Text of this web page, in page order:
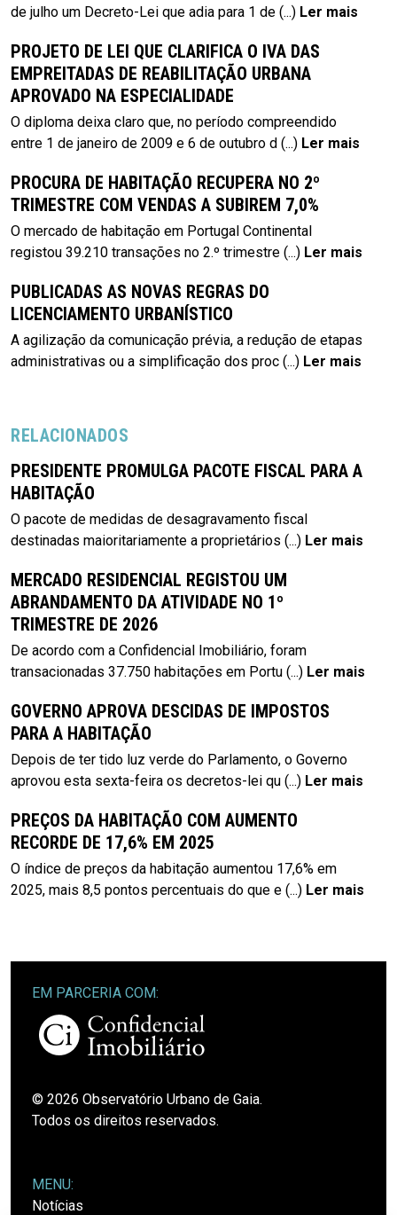
de julho um Decreto-Lei que adia para 1 de (...) Ler mais
PROJETO DE LEI QUE CLARIFICA O IVA DAS
EMPREITADAS DE REABILITAÇÃO URBANA
APROVADO NA ESPECIALIDADE
O diploma deixa claro que, no período compreendido
entre 1 de janeiro de 2009 e 6 de outubro d (...) Ler mais
PROCURA DE HABITAÇÃO RECUPERA NO 2º
TRIMESTRE COM VENDAS A SUBIREM 7,0%
O mercado de habitação em Portugal Continental
registou 39.210 transações no 2.º trimestre (...) Ler mais
PUBLICADAS AS NOVAS REGRAS DO
LICENCIAMENTO URBANÍSTICO
A agilização da comunicação prévia, a redução de etapas
administrativas ou a simplificação dos proc (...) Ler mais
RELACIONADOS
PRESIDENTE PROMULGA PACOTE FISCAL PARA A
HABITAÇÃO
O pacote de medidas de desagravamento fiscal
destinadas maioritariamente a proprietários (...) Ler mais
MERCADO RESIDENCIAL REGISTOU UM
ABRANDAMENTO DA ATIVIDADE NO 1º
TRIMESTRE DE 2026
De acordo com a Confidencial Imobiliário, foram
transacionadas 37.750 habitações em Portu (...) Ler mais
GOVERNO APROVA DESCIDAS DE IMPOSTOS
PARA A HABITAÇÃO
Depois de ter tido luz verde do Parlamento, o Governo
aprovou esta sexta-feira os decretos-lei qu (...) Ler mais
PREÇOS DA HABITAÇÃO COM AUMENTO
RECORDE DE 17,6% EM 2025
O índice de preços da habitação aumentou 17,6% em
2025, mais 8,5 pontos percentuais do que e (...) Ler mais
EM PARCERIA COM:
© 2026 Observatório Urbano de Gaia.
Todos os direitos reservados.
MENU:
Notícias